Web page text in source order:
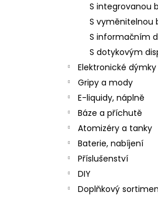
S integrovanou
S vyměnitelnou
S informačním
S dotykovým
Elektronické
Gripy a mody
E-liquidy, náplně
Báze a příchutě
Atomizéry a tanky
Baterie, nabíjení
Příslušenství
DIY
Doplňkový